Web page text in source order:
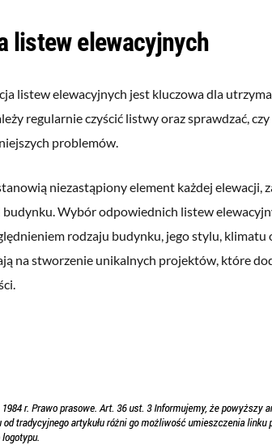
listew elewacyjnych
listew elewacyjnych jest kluczowa dla
regularnie czyścić listwy oraz sprawdzać,
problemów.
niezastąpiony element każdej elewacji,
budynku. Wybór odpowiednich listew
rodzaju budynku, jego stylu, klimatu
na stworzenie unikalnych projektów, które